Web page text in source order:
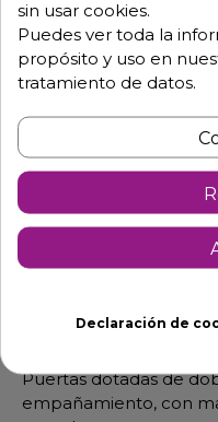
Descripción
Armario vertical
AE 390 LE
Diseño interior
capacidad de carga,
amplia superficie
para bares,
Puertas dotadas de
empañamiento, con
sin usar cookies.
Puedes ver toda la
propósito y uso en
tratamiento de datos.
Declaración de